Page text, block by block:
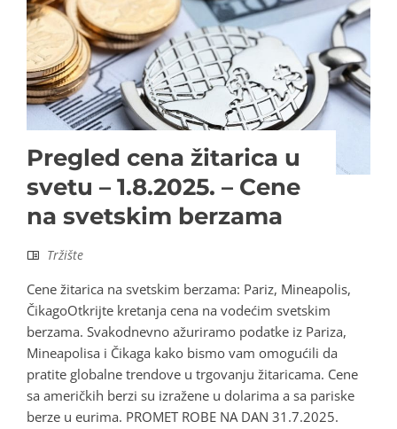
Pregled cena žitarica u
svetu – 1.8.2025. – Cene
na svetskim berzama
Tržište
Cene žitarica na svetskim berzama: Pariz, Mineapolis,
ČikagoOtkrijte kretanja cena na vodećim svetskim
berzama. Svakodnevno ažuriramo podatke iz Pariza,
Mineapolisa i Čikaga kako bismo vam omogućili da
pratite globalne trendove u trgovanju žitaricama. Cene
sa američkih berzi su izražene u dolarima a sa pariske
berze u eurima. PROMET ROBE NA DAN 31.7.2025.